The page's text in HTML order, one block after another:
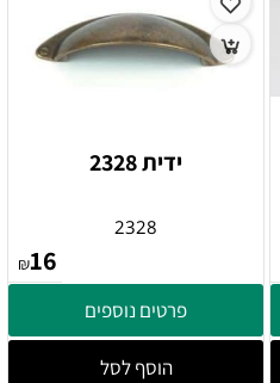
ידית 2328
2328
₪16
פרטים נוספים
הוסף לסל